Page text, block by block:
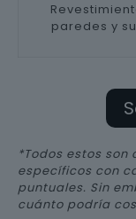
paredes y
*Todos estos
específicos con
puntuales. Sin
cuánto podría